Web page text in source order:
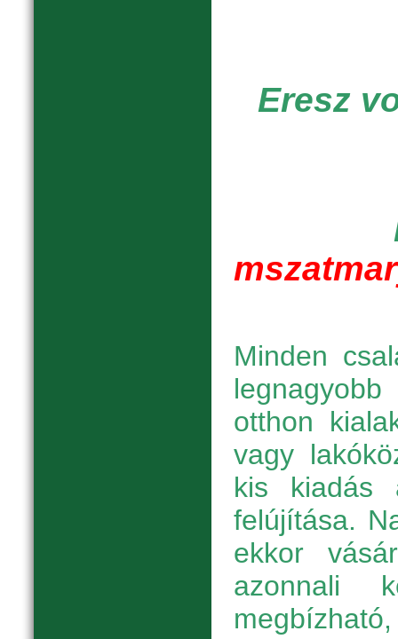
Eresz
Minden
otthon
vagy
kis kiadás
felújítása.
ekkor
azonnali